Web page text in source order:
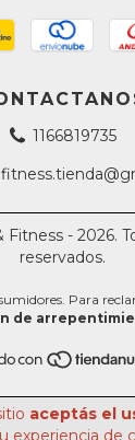
aceptás el
experiencia de
1166819735
- 2026.
reservados.
Para
de